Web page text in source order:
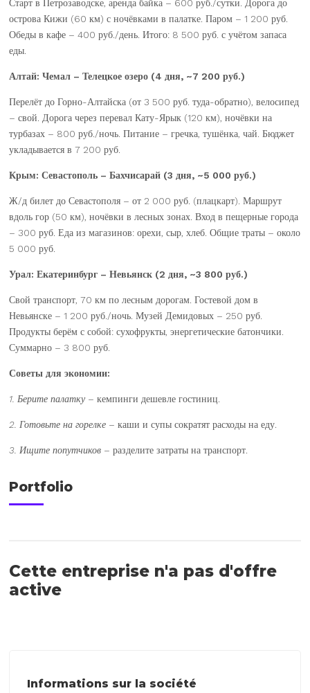
Старт в Петрозаводске, аренда байка – 600 руб./сутки. Дорога до
острова Кижи (60 км) с ночёвками в палатке. Паром – 1 200 руб.
Обеды в кафе – 400 руб./день. Итого: 8 500 руб. с учётом запаса
еды.
Алтай: Чемал – Телецкое озеро (4 дня, ~7 200 руб.)
Перелёт до Горно-Алтайска (от 3 500 руб. туда-обратно), велосипед
– свой. Дорога через перевал Кату-Ярык (120 км), ночёвки на
турбазах – 800 руб./ночь. Питание – гречка, тушёнка, чай. Бюджет
укладывается в 7 200 руб.
Крым: Севастополь – Бахчисарай (3 дня, ~5 000 руб.)
Ж/д билет до Севастополя – от 2 000 руб. (плацкарт). Маршрут
вдоль гор (50 км), ночёвки в лесных зонах. Вход в пещерные города
– 300 руб. Еда из магазинов: орехи, сыр, хлеб. Общие траты – около
5 000 руб.
Урал: Екатеринбург – Невьянск (2 дня, ~3 800 руб.)
Свой транспорт, 70 км по лесным дорогам. Гостевой дом в
Невьянске – 1 200 руб./ночь. Музей Демидовых – 250 руб.
Продукты берём с собой: сухофрукты, энергетические батончики.
Суммарно – 3 800 руб.
Советы для экономии:
1. Берите палатку– кемпинги дешевле гостиниц.
2. Готовьте на горелке – каши и супы сократят расходы на еду.
3. Ищите попутчиков – разделите затраты на транспорт.
Portfolio
Cette entreprise n'a pas d'offre
active
Informations sur la société